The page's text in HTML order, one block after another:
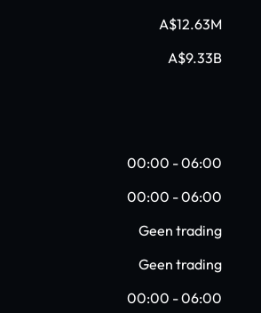
A$12.63M
A$9.33B
00:00 - 06:00
00:00 - 06:00
Geen trading
Geen trading
00:00 - 06:00